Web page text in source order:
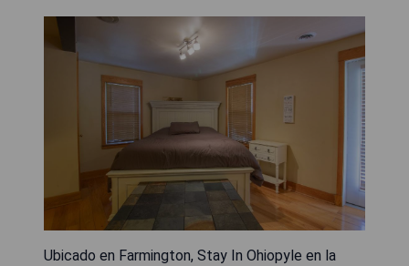
Ubicado en Farmington, Stay In Ohiopyle en la